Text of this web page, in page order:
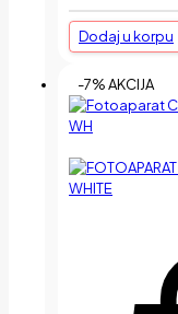
Dodaj u korpu
-7% AKCIJA